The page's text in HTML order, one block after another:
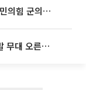
우성빈 기장군수 ‘유튜브 정치’에…국민의힘 군의원들 집단 반발
'전참시' 리센느, 데뷔 '3년 차' 첫 연말 무대 오른다⋯"그동안 섭외 안 와"